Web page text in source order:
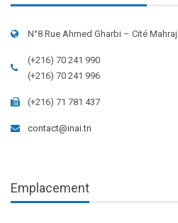
N°8 Rue Ahmed Gharbi – Cité
(+216) 70 241 990
(+216) 70 241 996
(+216) 71 781 437
contact@inai.tn
Emplacement